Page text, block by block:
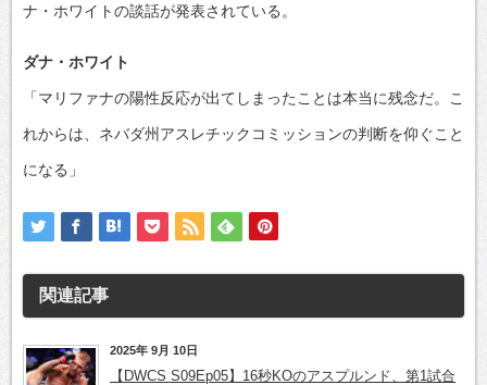
ナ・ホワイトの談話が発表されている。
ダナ・ホワイト
「マリファナの陽性反応が出てしまったことは本当に残念だ。こ
れからは、ネバダ州アスレチックコミッションの判断を仰ぐこと
になる」
関連記事
2025年 9月 10日
【DWCS S09Ep05】16秒KOのアスプルンド、第1試合